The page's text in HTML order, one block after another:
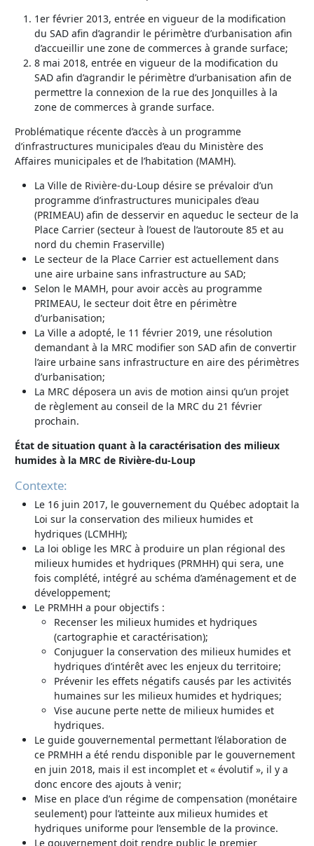
1er février 2013, entrée en vigueur de la modification
du SAD afin d’agrandir le périmètre d’urbanisation afin
d’accueillir une zone de commerces à grande surface;
8 mai 2018, entrée en vigueur de la modification du
SAD afin d’agrandir le périmètre d’urbanisation afin de
permettre la connexion de la rue des Jonquilles à la
zone de commerces à grande surface.
Problématique récente d’accès à un programme
d’infrastructures municipales d’eau du Ministère des
Affaires municipales et de l’habitation (MAMH).
La Ville de Rivière-du-Loup désire se prévaloir d’un
programme d’infrastructures municipales d’eau
(PRIMEAU) afin de desservir en aqueduc le secteur de la
Place Carrier (secteur à l’ouest de l’autoroute 85 et au
nord du chemin Fraserville)
Le secteur de la Place Carrier est actuellement dans
une aire urbaine sans infrastructure au SAD;
Selon le MAMH, pour avoir accès au programme
PRIMEAU, le secteur doit être en périmètre
d’urbanisation;
La Ville a adopté, le 11 février 2019, une résolution
demandant à la MRC modifier son SAD afin de convertir
l’aire urbaine sans infrastructure en aire des périmètres
d’urbanisation;
La MRC déposera un avis de motion ainsi qu’un projet
de règlement au conseil de la MRC du 21 février
prochain.
État de situation quant à la caractérisation des milieux
humides à la MRC de Rivière-du-Loup
Contexte:
Le 16 juin 2017, le gouvernement du Québec adoptait la
Loi sur la conservation des milieux humides et
hydriques (LCMHH);
La loi oblige les MRC à produire un plan régional des
milieux humides et hydriques (PRMHH) qui sera, une
fois complété, intégré au schéma d’aménagement et de
développement;
Le PRMHH a pour objectifs :
Recenser les milieux humides et hydriques
(cartographie et caractérisation);
Conjuguer la conservation des milieux humides et
hydriques d’intérêt avec les enjeux du territoire;
Prévenir les effets négatifs causés par les activités
humaines sur les milieux humides et hydriques;
Vise aucune perte nette de milieux humides et
hydriques.
Le guide gouvernemental permettant l’élaboration de
ce PRMHH a été rendu disponible par le gouvernement
en juin 2018, mais il est incomplet et « évolutif », il y a
donc encore des ajouts à venir;
Mise en place d’un régime de compensation (monétaire
seulement) pour l’atteinte aux milieux humides et
hydriques uniforme pour l’ensemble de la province.
Le gouvernement doit rendre public le premier